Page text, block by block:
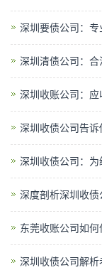
深圳要债公司：
深圳清债公司：
深圳收账公司：
深圳收债公司告
深圳收债公司：
深度剖析深圳收
东莞收账公司如
深圳收债公司解